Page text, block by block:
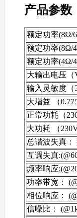
产品参数
额定功率(8Ω/
额定功率(8Ω/
额定功率(4Ω/
大输出电压（
输入灵敏度（
大增益 （
正常功耗（
大功耗 （
总谐波失真
互调失真
频率响应
功率带宽：
相位响应：
信噪比：